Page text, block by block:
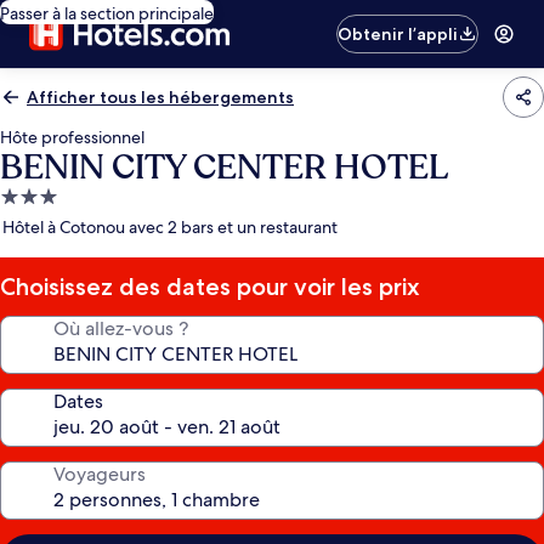
Passer à la section principale
Obtenir l’appli
Afficher tous les hébergements
Hôte professionnel
BENIN CITY CENTER HOTEL
Hébergement
3.0 étoiles
Hôtel à Cotonou avec 2 bars et un restaurant
Choisissez des dates pour voir les prix
Où allez-vous ?
Dates
Voyageurs